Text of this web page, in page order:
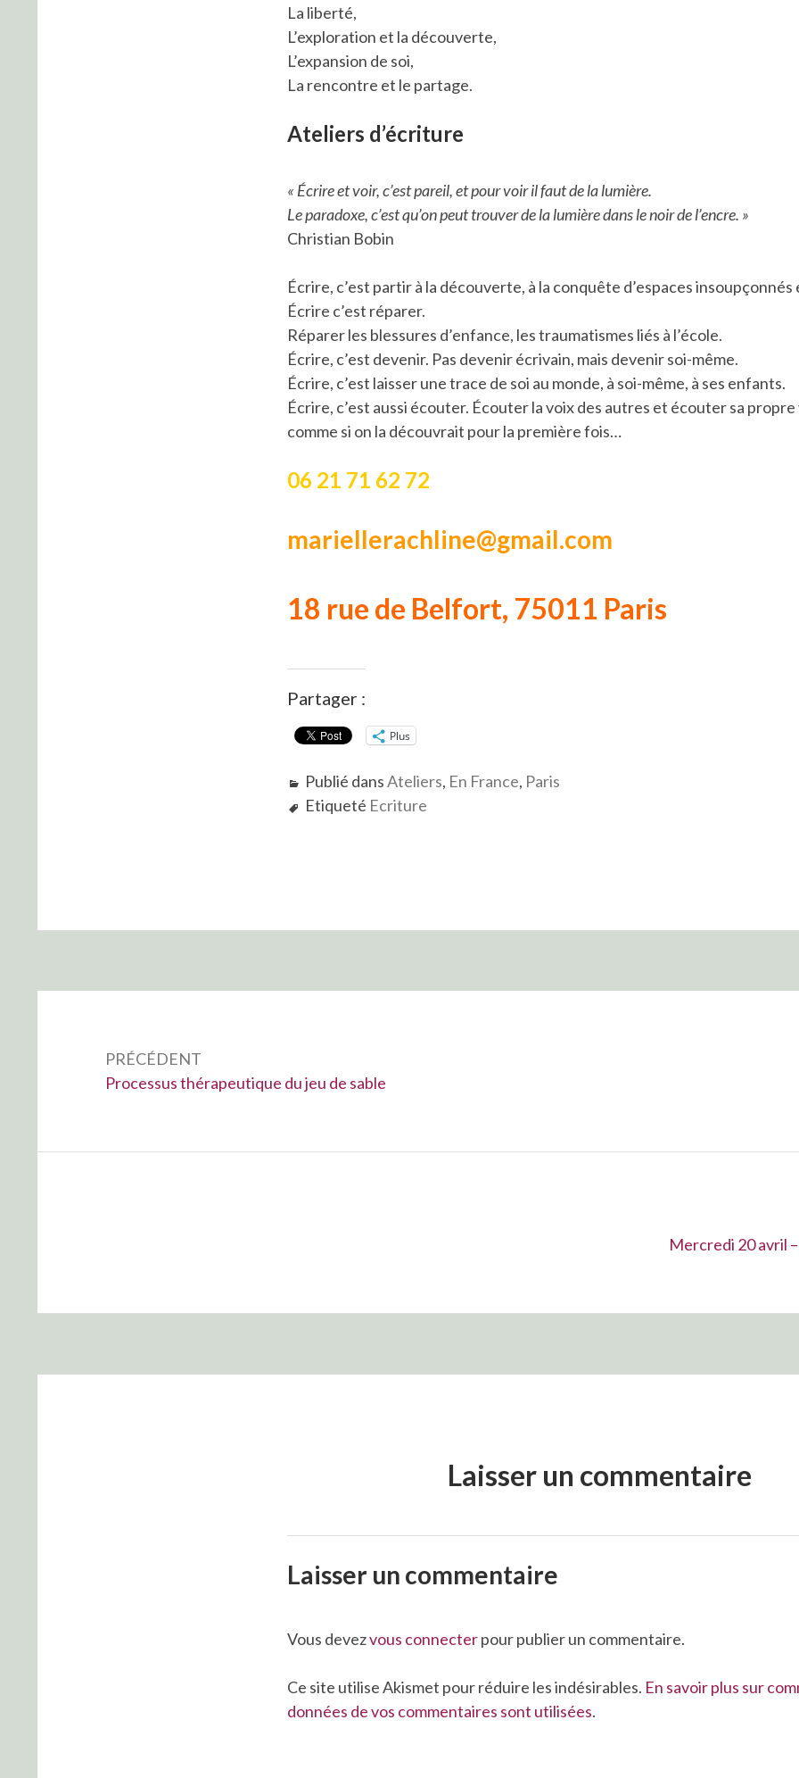
La liberté,
L’exploration et la découverte,
L’expansion de soi,
La rencontre et le partage.
Ateliers d’écriture
« Écrire et voir, c’est pareil, et pour voir il faut de la lumière.
Le paradoxe, c’est qu’on peut trouver de la lumière dans le noir de l’encre. »
Christian Bobin
Écrire, c’est partir à la découverte, à la conquête d’espaces insoupçonnés
Écrire c’est réparer.
Réparer les blessures d’enfance, les traumatismes liés à l’école.
Écrire, c’est devenir. Pas devenir écrivain, mais devenir soi-même.
Écrire, c’est laisser une trace de soi au monde, à soi-même, à ses enfants.
Écrire, c’est aussi écouter. Écouter la voix des autres et écouter sa propre
comme si on la découvrait pour la première fois…
06 21 71 62 72
mariellerachline@gmail.com
18 rue de Belfort, 75011 Paris
Partager :
Plus
Publié dansAteliers, En France, Paris
Etiqueté Ecriture
l’articlePRÉCÉDENT
Précédent :
Processus thérapeutique du jeu de sable
Suivant :
Mercredi 20 avril
Laisser un commentaire
Laisser un commentaire
Vous devezvous connecterpour publier un commentaire.
Ce site utilise Akismet pour réduire les indésirables. En savoir plus sur
données de vos commentaires sont utilisées.